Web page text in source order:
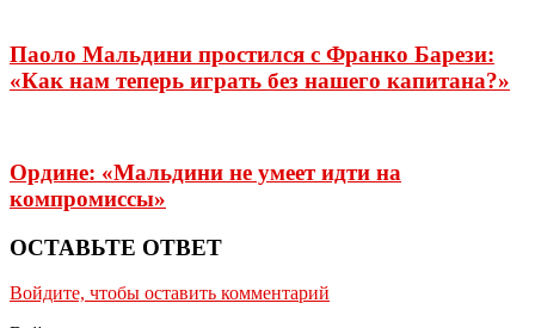
Паоло Мальдини простился с Франко Барези:
«Как нам теперь играть без нашего капитана?»
Ордине: «Мальдини не умеет идти на
компромиссы»
ОСТАВЬТЕ ОТВЕТ
Войдите, чтобы оставить комментарий